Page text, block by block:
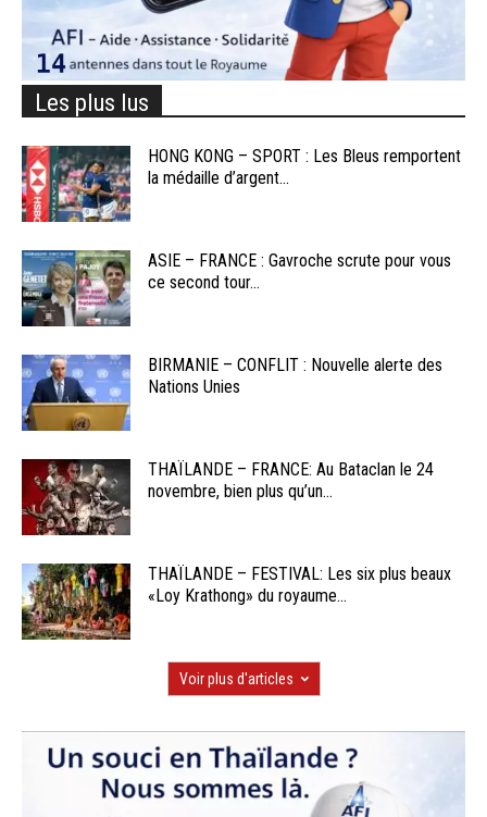
Les plus lus
HONG KONG – SPORT : Les Bleus remportent
la médaille d’argent...
ASIE – FRANCE : Gavroche scrute pour vous
ce second tour...
BIRMANIE – CONFLIT : Nouvelle alerte des
Nations Unies
THAÏLANDE – FRANCE: Au Bataclan le 24
novembre, bien plus qu’un...
THAÏLANDE – FESTIVAL: Les six plus beaux
«Loy Krathong» du royaume...
Voir plus d'articles